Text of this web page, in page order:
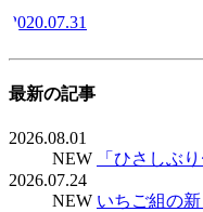
2020.07.31
最新の記事
2026.08.01
NEW
「ひさしぶ
2026.07.24
NEW いちご組の